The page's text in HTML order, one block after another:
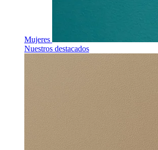
Mujeres
Nuestros destacados